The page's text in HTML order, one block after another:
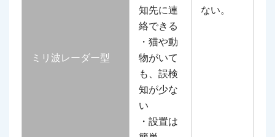
ミリ波レーダー型
知先に連
絡できる
・猫や動
物がいて
も、誤検
知が少な
い
・設置は
ない。